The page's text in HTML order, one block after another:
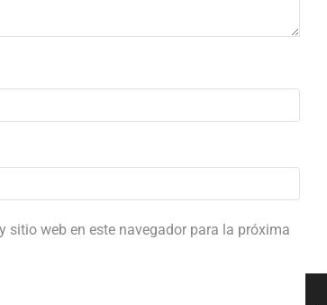
sitio web en este navegador para la próxima